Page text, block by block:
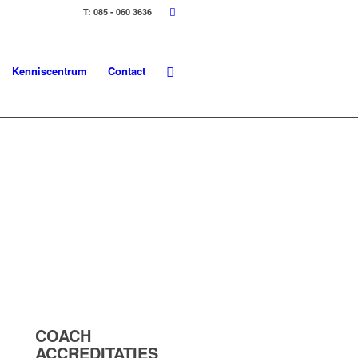
T: 085 - 060 3636
Kenniscentrum Contact
COACH
ACCREDITATIES